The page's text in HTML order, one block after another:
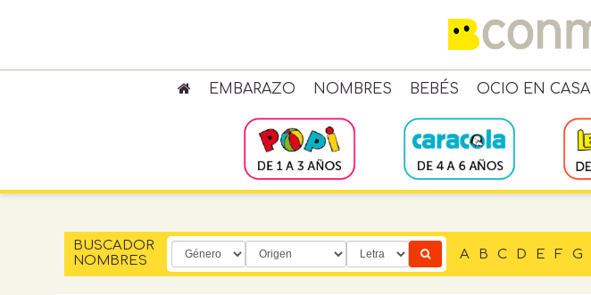
EMBARAZO NOMBRES BEBÉS OCIO EN CASA
BUSCADOR
NOMBRES
A B C D E F G